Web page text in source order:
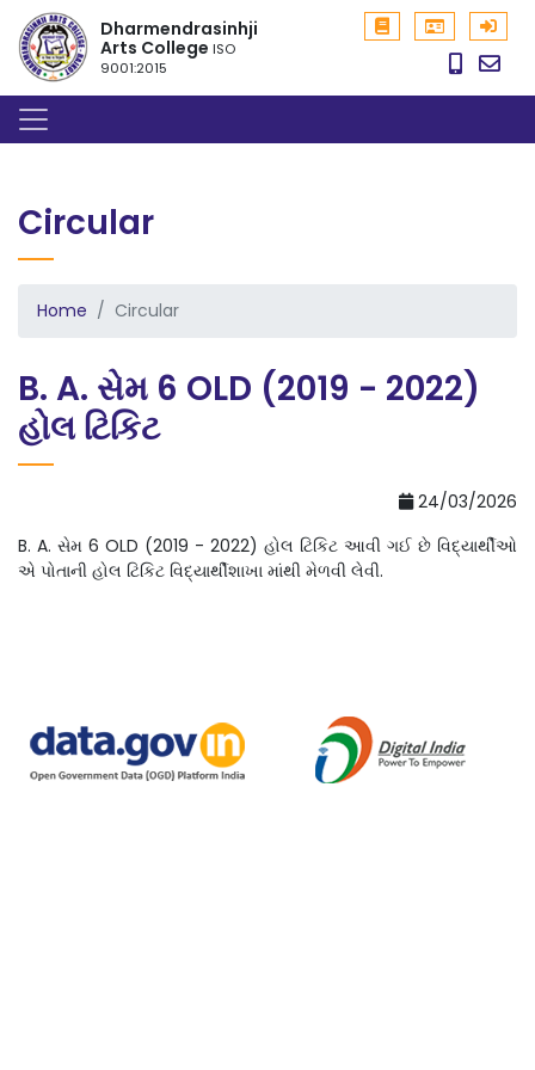
Dharmendrasinhji
Arts CollegeISO
9001:2015
Circular
Home Circular
B. A. સેમ 6 OLD (2019 - 2022)
હોલ ટિકિટ
24/03/2026
B. A. સેમ 6 OLD (2019 - 2022) હોલ ટિકિટ આવી ગઈ છે વિદ્યાર્થીઓ
એ પોતાની હોલ ટિકિટ વિદ્યાર્થીશાખા માંથી મેળવી લેવી.